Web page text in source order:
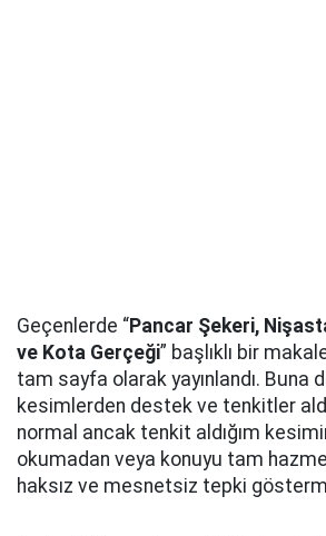
Geçenlerde “Pancar Şekeri,
ve Kota Gerçeği” başlıklı bir
tam sayfa olarak yayınlandı. Buna
kesimlerden destek ve tenkitler
normal ancak tenkit aldığım
okumadan veya konuyu tam
haksız ve mesnetsiz tepki